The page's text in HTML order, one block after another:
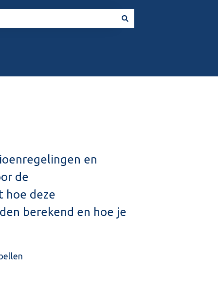
en
de
hoe deze
berekend en hoe je